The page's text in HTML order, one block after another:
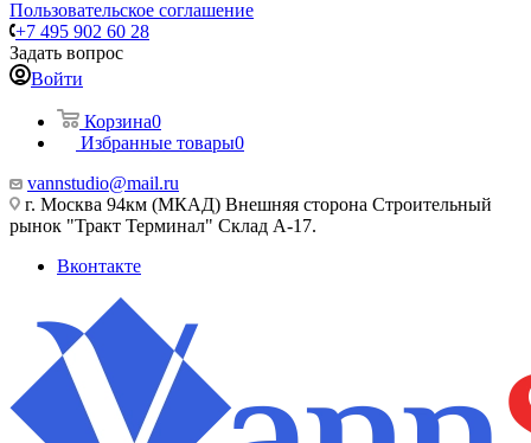
Пользовательское соглашение
+7 495 902 60 28
Задать вопрос
Войти
Корзина0
Избранные товары0
vannstudio@mail.ru
г. Москва 94км (МКАД) Внешняя сторона Строительный
рынок "Тракт Терминал" Склад А-17.
Вконтакте